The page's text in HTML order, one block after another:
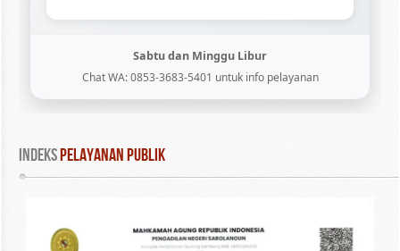
Sabtu dan Minggu Libur
Chat WA: 0853-3683-5401 untuk info pelayanan
INDEKS PELAYANAN PUBLIK